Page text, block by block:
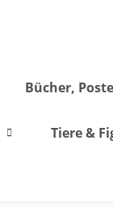
Bücher,
Tiere &